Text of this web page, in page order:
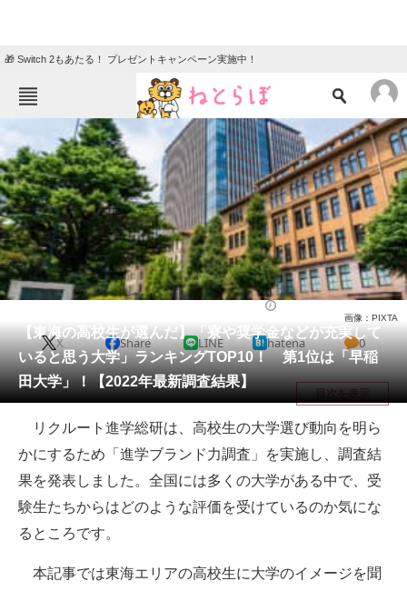
🎁 Switch 2もあたる！ プレゼントキャンペーン実施中！
ねとらぼメニュー
TOP ニュース
エンタメ クイズ
グルメ 地域
住まい 教育・育児
動物 リサーチ
会員記事
メディア
注目記事を集めた総合ページ
ITの今と未来を見通す
スマホと通信の最新トレンド
好きが集まる 比べて選べる
【東海の高校生が選んだ】「寮や奨学金などが充実して
いると思う大学」ランキングTOP10！ 第1位は「早稲
田大学」！【2022年最新調査結果】
画像：PIXTA
X Share LINE hatena 0
目次を表示
リクルート進学総研は、高校生の大学選び動向を明ら
かにするため「進学ブランド力調査」を実施し、調査結
果を発表しました。全国には多くの大学がある中で、受
験生たちからはどのような評価を受けているのか気にな
るところです。
本記事では東海エリアの高校生に大学のイメージを聞